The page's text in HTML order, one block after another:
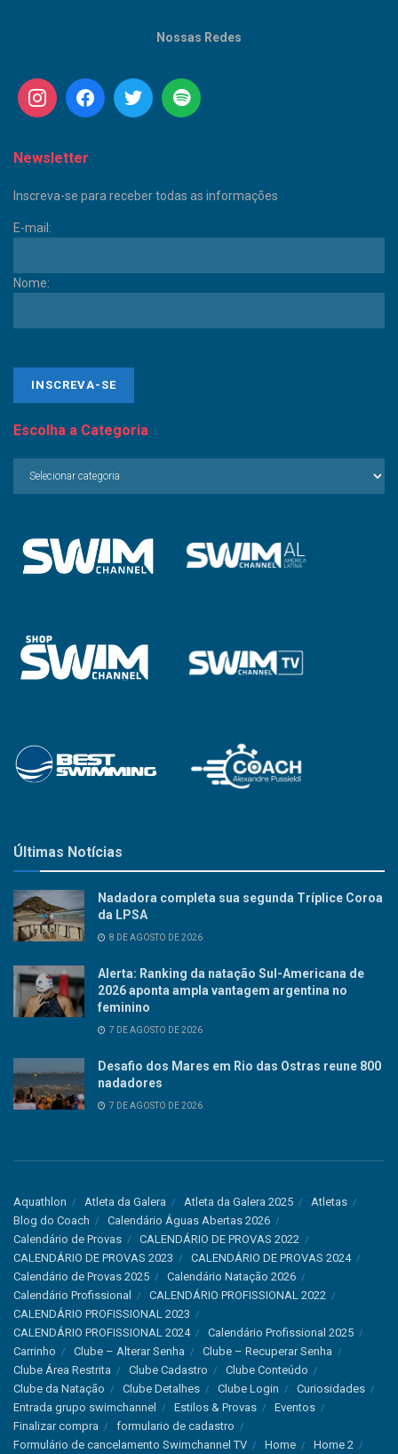
Nossas Redes
Newsletter
Inscreva-se para receber todas as informações
E-mail:
Nome:
Escolha a Categoria
Últimas Notícias
Nadadora completa sua segunda Tríplice Coroa
da LPSA
8 DE AGOSTO DE 2026
Alerta: Ranking da natação Sul-Americana de
2026 aponta ampla vantagem argentina no
feminino
7 DE AGOSTO DE 2026
Desafio dos Mares em Rio das Ostras reune 800
nadadores
7 DE AGOSTO DE 2026
Aquathlon Atleta da Galera Atleta da Galera 2025
Atletas
Blog do Coach
Calendário Águas Abertas 2026
Calendário de Provas
CALENDÁRIO DE PROVAS 2022
CALENDÁRIO DE PROVAS 2023
CALENDÁRIO DE PROVAS 2024
Calendário de Provas 2025
Calendário Natação 2026
Calendário Profissional
CALENDÁRIO PROFISSIONAL 2022
CALENDÁRIO PROFISSIONAL 2023
CALENDÁRIO PROFISSIONAL 2024
Calendário Profissional 2025
Carrinho
Clube – Alterar Senha
Clube – Recuperar Senha
Clube Área Restrita
Clube Cadastro
Clube Conteúdo
Clube da Natação
Clube Detalhes Clube Login
Curiosidades
Entrada grupo swimchannel
Estilos & Provas
Eventos
Finalizar compra
formulario de cadastro
Formulário de cancelamento Swimchannel TV
Home Home 2